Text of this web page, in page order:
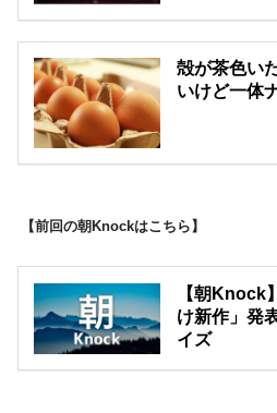
殻が茶色い
いけど一体
【前回の朝Knockはこちら】
【朝Knock
け新作」発
イズ